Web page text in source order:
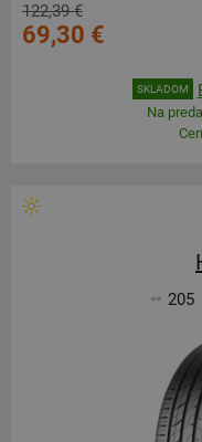
122,39 €
69,30 €
SKLADOM
Na
205